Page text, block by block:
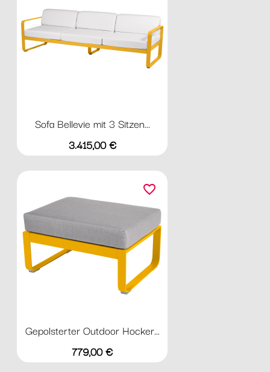
Sofa Bellevie mit 3 Sitzen...
Preis
3.415,00 €
Gepolsterter Outdoor Hocker...
Preis
779,00 €
favorite_border